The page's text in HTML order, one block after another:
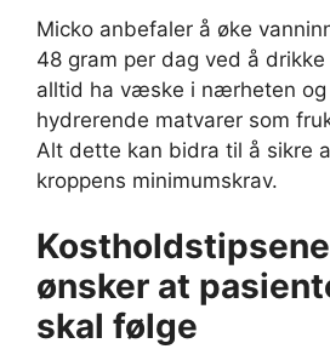
Micko anbefaler å øke
48 gram per dag ved å
alltid ha væske i nærheten og
hydrerende matvarer som
Alt dette kan bidra til å sikre
kroppens minimumskrav.
ønsker at
skal følge